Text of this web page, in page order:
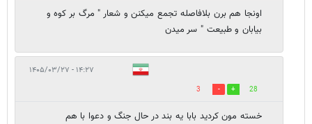
اونجا هم برن بلافاصله تجمع میکنن و شعار " مرگ بر کوه و
بیابان و طبیعت " سر میدن
۱۴:۲۷ - ۱۴۰۵/۰۳/۲۷
28
3
خسته مون کردید بابا یه بند در حال جنگ و دعوا با هم